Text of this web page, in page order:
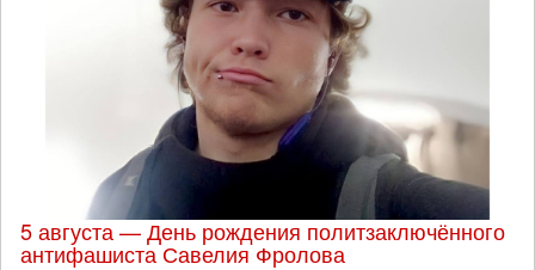
5 августа — День рождения политзаключённого
антифашиста Савелия Фролова